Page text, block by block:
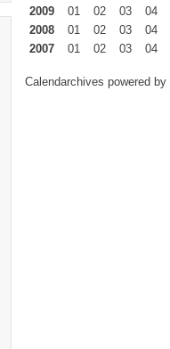
2009
01 02 03 04
2008
01 02 03 04
2007
01 02 03 04
Calendarchives powered by